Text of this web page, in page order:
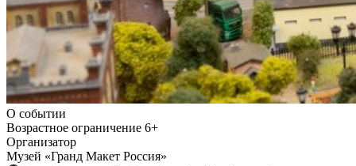
О событии
Возрастное ограничение 6+
Организатор
Музей «Гранд Макет Россия»